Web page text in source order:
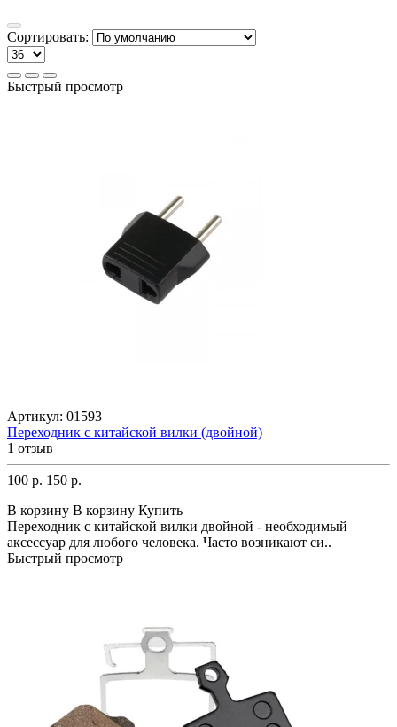
Сортировать:
Быстрый просмотр
Артикул: 01593
Переходник с китайской вилки (двойной)
1 отзыв
100 р. 150 р.
В корзину В корзину Купить
Переходник с китайской вилки двойной - необходимый
аксессуар для любого человека. Часто возникают си..
Быстрый просмотр